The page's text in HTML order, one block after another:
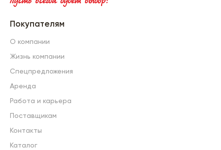
Покупателям
О компании
Жизнь компании
Спецпредложения
Аренда
Работа и карьера
Поставщикам
Контакты
Каталог